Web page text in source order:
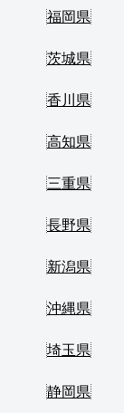
福岡県
茨城県
香川県
高知県
三重県
長野県
新潟県
沖縄県
埼玉県
静岡県